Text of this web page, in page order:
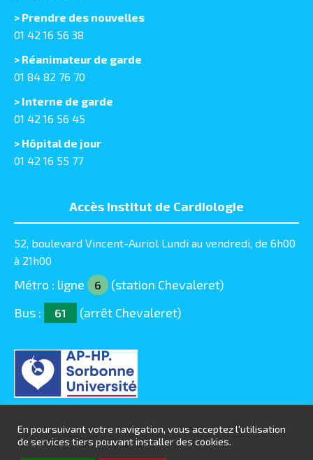
> Prendre des nouvelles
01 42 16 56 38
> Réanimateur de garde
01 84 82 76 70
> Interne de garde
01 42 16 56 45
> Hôpital de jour
01 42 16 55 77
Accès Institut de Cardiologie
52, boulevard Vincent-Auriol Lundi au vendredi, de 6h00
à 21h00
Métro : ligne 6
(station Chevaleret)
Bus :
61 (arrêt Chevaleret)
En poursuivant votre navigation, vous acceptez l'utilisation
de services tiers pouvant installer des cookies.